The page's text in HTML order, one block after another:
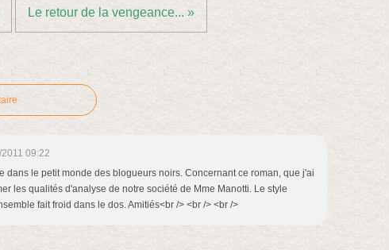
Le retour de la vengeance... »
09:22
dans le petit monde des blogueurs noirs. Concernant ce roman, que j'ai
les qualités d'analyse de notre société de Mme Manotti. Le style
fait froid dans le dos. Amitiés<br /> <br /> <br />